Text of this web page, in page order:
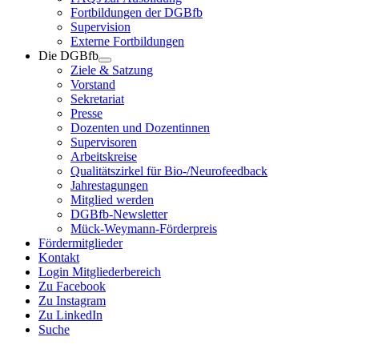
Fortbildungen der DGBfb
Supervision
Externe Fortbildungen
Die DGBfb
Ziele & Satzung
Vorstand
Sekretariat
Presse
Dozenten und Dozentinnen
Supervisoren
Arbeitskreise
Qualitätszirkel für Bio-/Neurofeedback
Jahrestagungen
Mitglied werden
DGBfb-Newsletter
Mück-Weymann-Förderpreis
Fördermitglieder
Kontakt
Login Mitgliederbereich
Zu Facebook
Zu Instagram
Zu LinkedIn
Suche